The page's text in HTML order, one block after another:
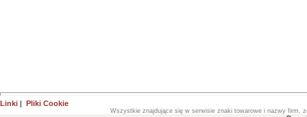
Linki | Pliki Cookie
Wszystkie znajdujące się w serwisie znaki towarowe i nazwy firm,